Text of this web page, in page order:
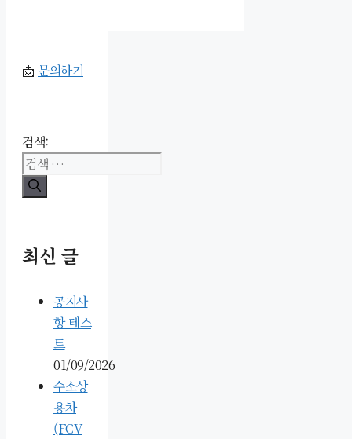
📩 문의하기
검색:
최신 글
공지사
항 테스
트
01/09/2026
수소상
용차
(FCV